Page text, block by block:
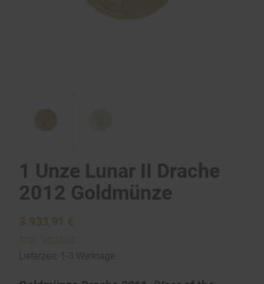
1 Unze Lunar II Drache
2012 Goldmünze
3.933,91 €
zzgl.
Versand
Lieferzeit: 1-3 Werktage